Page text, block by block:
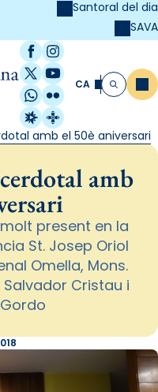
Santoral del dia
SAVA
Facebook
Instagram
X / Twitter
YouTube
WhatsApp
Flickr
Radio Estel
Catalunya
CA Cerca
amb el 50è aniversari
amb
present en la
St. Josep Oriol
Omella, Mons.
Salvador Cristau i